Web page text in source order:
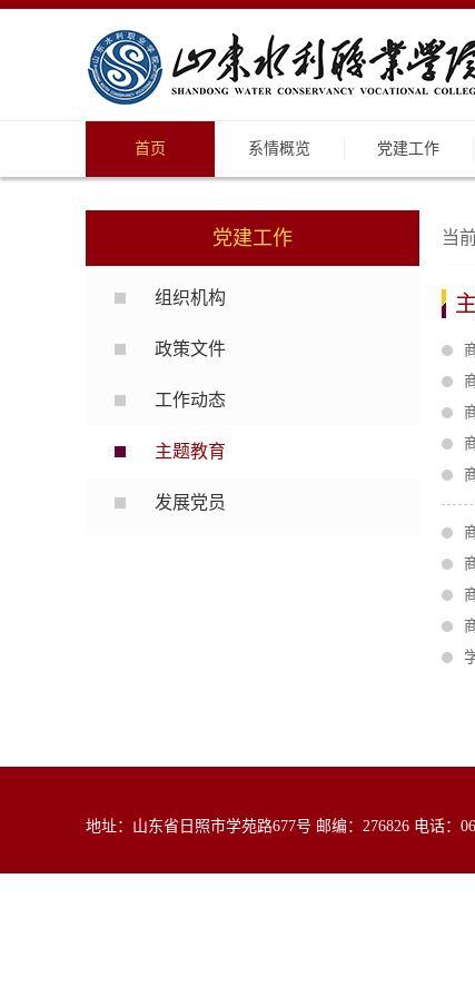
首页 系情概览 党建工作
党建工作
组织机构
政策文件
工作动态
主题教育
发展党员
当
地址：山东省日照市学苑路677号 邮编：276826 电话：